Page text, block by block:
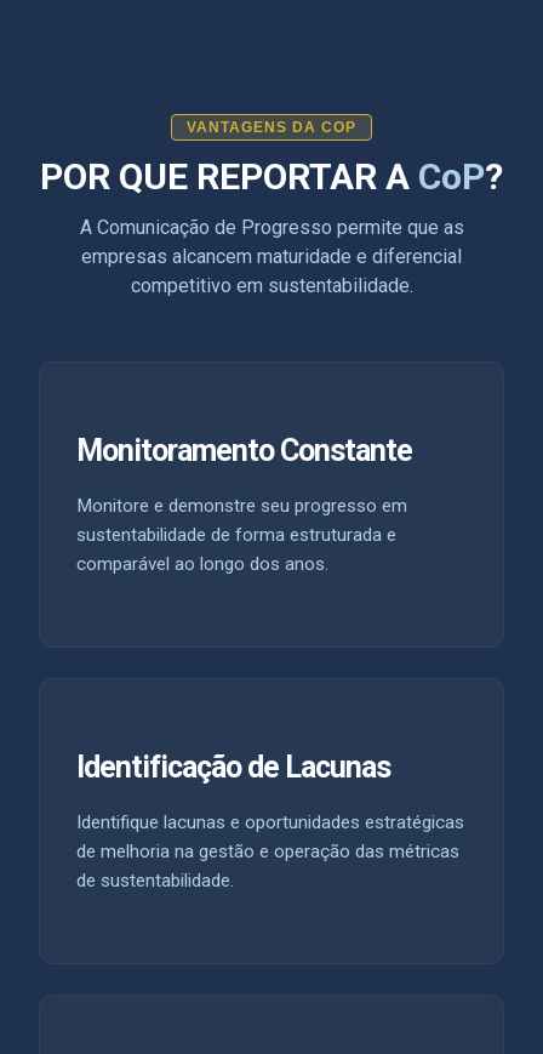
VANTAGENS DA COP
POR QUE REPORTAR A CoP?
A Comunicação de Progresso permite que as
empresas alcancem maturidade e diferencial
competitivo em sustentabilidade.
Monitoramento Constante
Monitore e demonstre seu progresso em
sustentabilidade de forma estruturada e
comparável ao longo dos anos.
Identificação de Lacunas
Identifique lacunas e oportunidades estratégicas
de melhoria na gestão e operação das métricas
de sustentabilidade.